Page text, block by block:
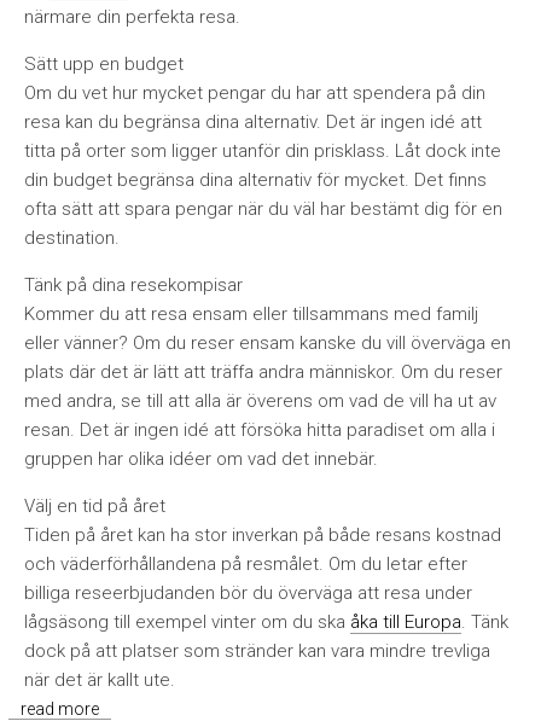
närmare din perfekta resa.
Sätt upp en budget
Om du vet hur mycket pengar du har att spendera på din
resa kan du begränsa dina alternativ. Det är ingen idé att
titta på orter som ligger utanför din prisklass. Låt dock inte
din budget begränsa dina alternativ för mycket. Det finns
ofta sätt att spara pengar när du väl har bestämt dig för en
destination.
Tänk på dina resekompisar
Kommer du att resa ensam eller tillsammans med familj
eller vänner? Om du reser ensam kanske du vill överväga en
plats där det är lätt att träffa andra människor. Om du reser
med andra, se till att alla är överens om vad de vill ha ut av
resan. Det är ingen idé att försöka hitta paradiset om alla i
gruppen har olika idéer om vad det innebär.
Välj en tid på året
Tiden på året kan ha stor inverkan på både resans kostnad
och väderförhållandena på resmålet. Om du letar efter
billiga reseerbjudanden bör du överväga att resa under
lågsäsong till exempel vinter om du ska åka till Europa. Tänk
dock på att platser som stränder kan vara mindre trevliga
när det är kallt ute.
read more